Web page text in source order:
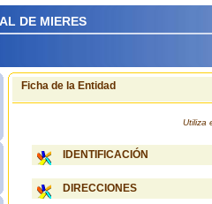
DE MIERES
Ficha de la Entidad
Utiliza
IDENTIFICACIÓN
DIRECCIONES